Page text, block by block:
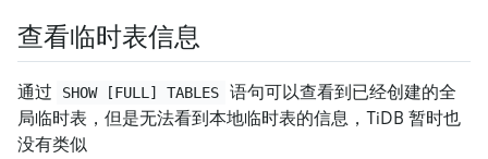
查看临时表信息
通过 SHOW [FULL] TABLES
语句可以查看到已经创建的全
局临时表，但是无法看到本地临时表的信息，TiDB 暂时也
没有类似